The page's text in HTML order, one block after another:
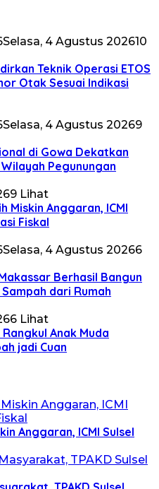
Selasa, 4 Agustus 202610
Teknik Operasi ETOS
Otak Sesuai Indikasi
Selasa, 4 Agustus 20269
di Gowa Dekatkan
Pegunungan
9 Lihat
Miskin Anggaran, ICMI
Fiskal
Selasa, 4 Agustus 20266
Berhasil Bangun
dari Rumah
6 Lihat
Anak Muda
jadi Cuan
Anggaran, ICMI Sulsel